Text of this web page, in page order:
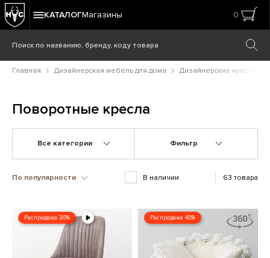
КАТАЛОГМагазины 0
Главная Дизайнерская мебель для дома Дизайнерские кресла
Поворотные кресла
Все категории Фильтр
По популярности В наличии 63 товара
Распродажа 30% Распродажа 40%